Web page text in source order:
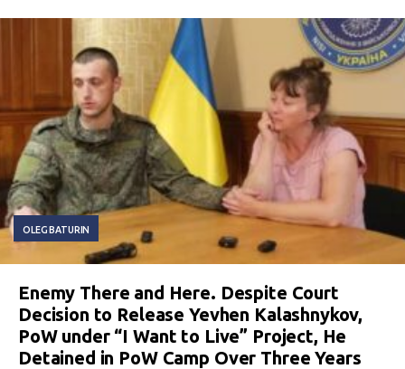
OLEG BATURIN
Enemy There and Here. Despite Court
Decision to Release Yevhen Kalashnykov,
PoW under “I Want to Live” Project, He
Detained in PoW Camp Over Three Years